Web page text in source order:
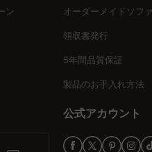
ン オーダーメイドソファ
領収書発行
5年間品質保証
製品のお手入れ方法
公式アカウント